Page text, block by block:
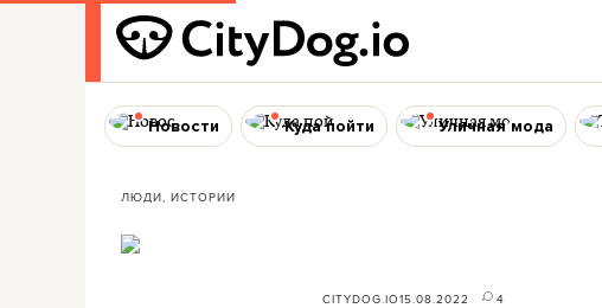
Новости Куда пойти Уличная мода
ЛЮДИ, ИСТОРИИ
CITYDOG.IO15.08.2022 4